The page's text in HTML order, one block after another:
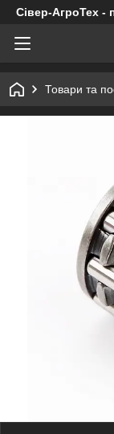
Сівер-АгроТех -
Товари та